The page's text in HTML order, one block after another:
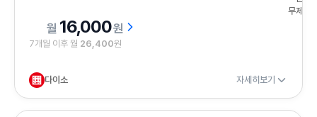
무제한
16,000원
7개월 이후 월 26,400원
다이소 자세히보기